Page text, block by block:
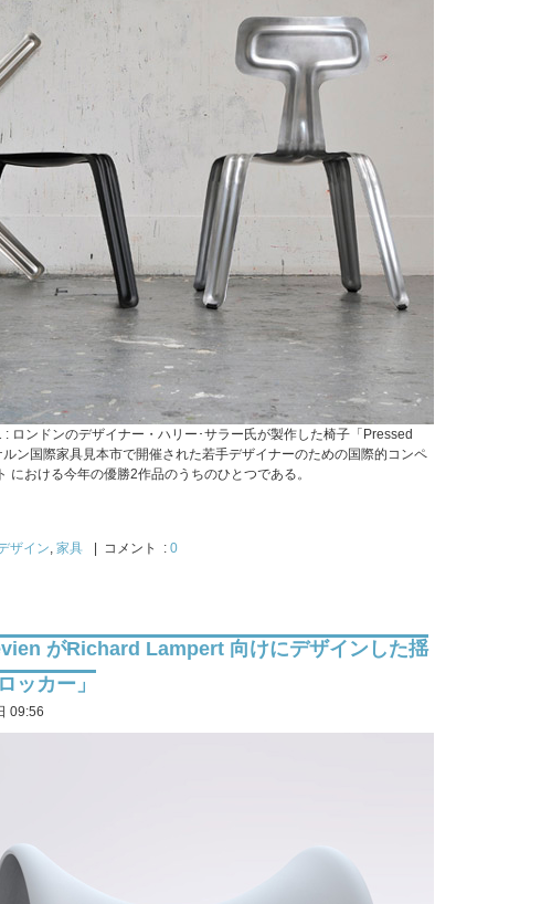
ロンドンのデザイナー・ハリー･サラー氏が製作した椅子「Pressed
ン国際家具見本市で開催された若手デザイナーのための国際的コンペ
における今年の優勝2作品のうちのひとつである。
ザイン, 家具 | コメント : 0
がRichard Lampert 向けにデザインした揺
ッカー」
09:56